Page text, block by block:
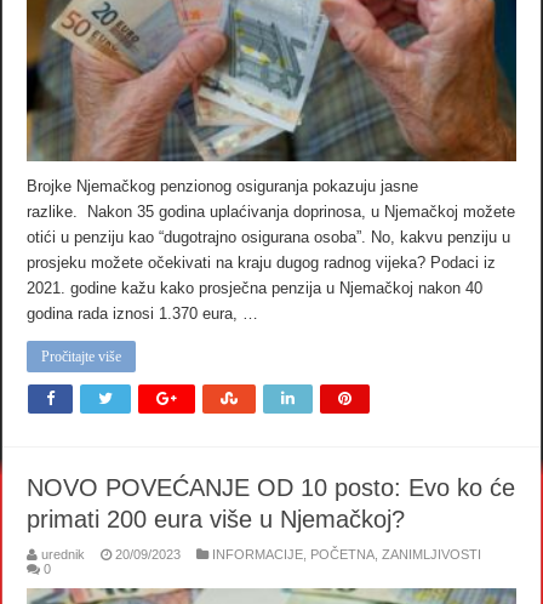
Brojke Njemačkog penzionog osiguranja pokazuju jasne
razlike. Nakon 35 godina uplaćivanja doprinosa, u Njemačkoj možete
otići u penziju kao “dugotrajno osigurana osoba”. No, kakvu penziju u
prosjeku možete očekivati na kraju dugog radnog vijeka? Podaci iz
2021. godine kažu kako prosječna penzija u Njemačkoj nakon 40
godina rada iznosi 1.370 eura, …
Pročitajte više
NOVO POVEĆANJE OD 10 posto: Evo ko će
primati 200 eura više u Njemačkoj?
urednik 20/09/2023 INFORMACIJE POČETNA ,ZANIMLJIVOSTI
0